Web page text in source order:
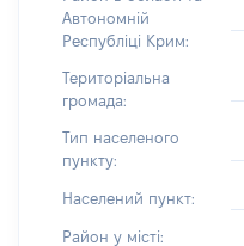
Автономній
Республіці Крим:
Територіальна
громада:
Тип населеного
пункту:
Населений пункт:
Район у місті: